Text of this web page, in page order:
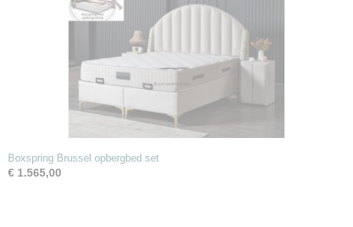
Boxspring Brussel opbergbed set
€ 1.565,00